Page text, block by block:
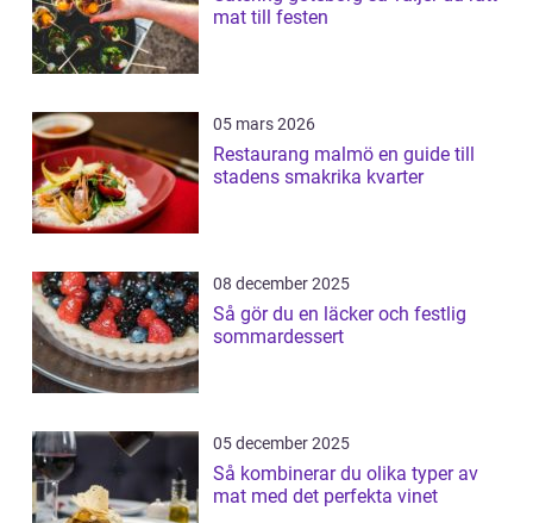
mat till festen
05 mars 2026
Restaurang malmö en guide till
stadens smakrika kvarter
08 december 2025
Så gör du en läcker och festlig
sommardessert
05 december 2025
Så kombinerar du olika typer av
mat med det perfekta vinet